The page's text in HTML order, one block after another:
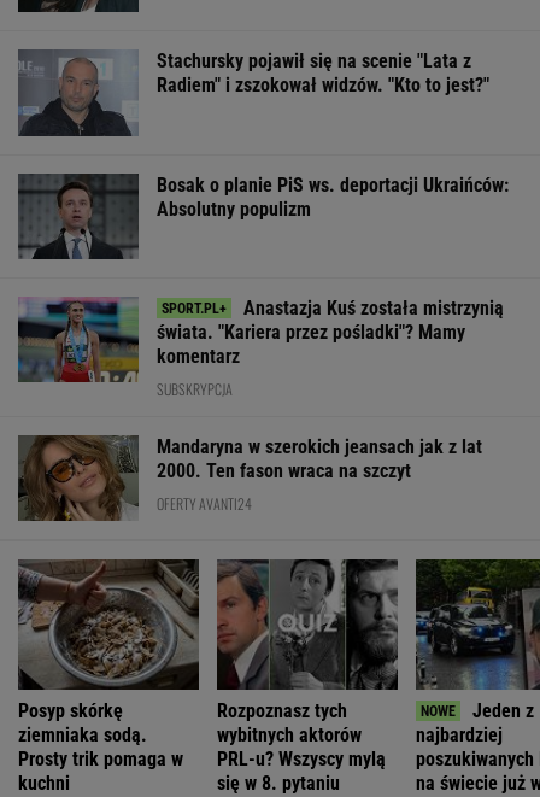
Stachursky pojawił się na scenie "Lata z
Radiem" i zszokował widzów. "Kto to jest?"
Bosak o planie PiS ws. deportacji Ukraińców:
Absolutny populizm
Anastazja Kuś została mistrzynią
świata. "Kariera przez pośladki"? Mamy
komentarz
SUBSKRYPCJA
Mandaryna w szerokich jeansach jak z lat
2000. Ten fason wraca na szczyt
OFERTY AVANTI24
Posyp skórkę
ziemniaka sodą.
Prosty trik pomaga w
kuchni
Rozpoznasz tych
wybitnych aktorów
PRL-u? Wszyscy mylą
się w 8. pytaniu
Jeden z
najbardziej
poszukiwanych
na świecie już